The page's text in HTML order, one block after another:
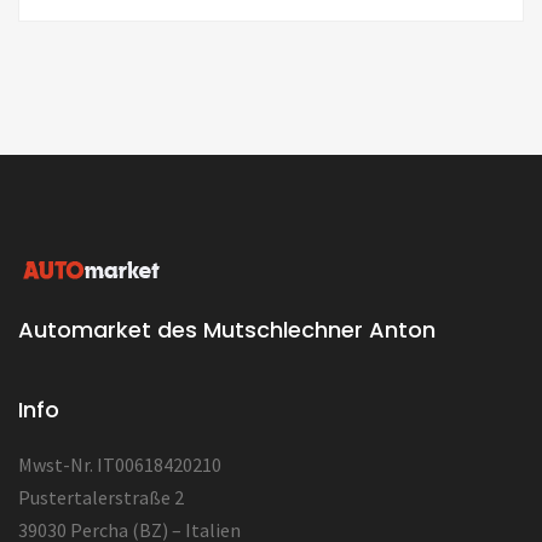
Automarket des Mutschlechner Anton
Info
Mwst-Nr. IT00618420210
Pustertalerstraße 2
39030 Percha (BZ) – Italien